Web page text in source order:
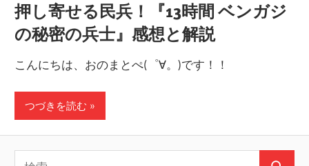
押し寄せる民兵！『13時間 ベンガジ
の秘密の兵士』感想と解説
こんにちは、おのまとぺ(゜∀。)です！！
つづきを読む